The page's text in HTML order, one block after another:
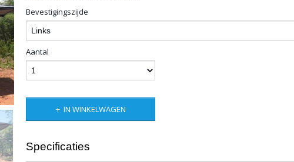
Bevestigingszijde
Aantal
IN WINKELWAGEN
Specificaties